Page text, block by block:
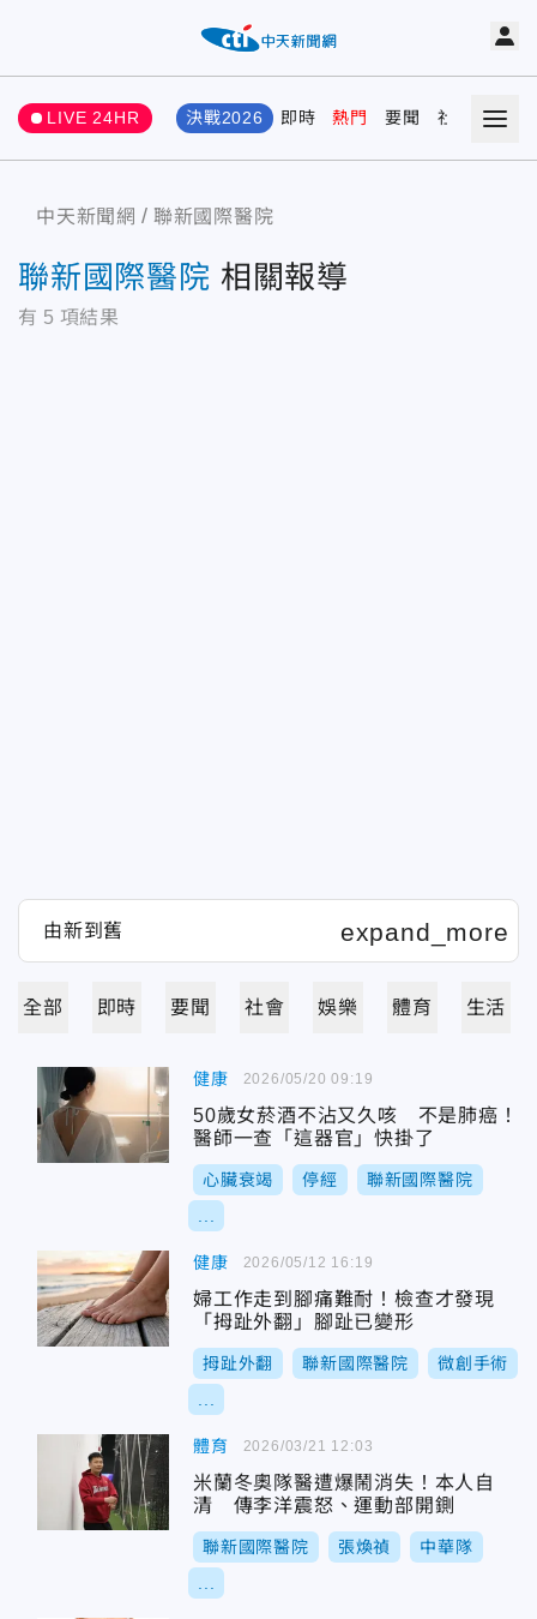
LIVE 24HR 決戰2026 即時 熱門 要聞 社會 娛樂
中天新聞網 聯新國際醫院
聯新國際醫院 相關報導
有 5 項結果
全部 即時 要聞 社會 娛樂 體育 生活
健康
50歲女菸酒不沾又久咳 不是肺癌！
醫師一查「這器官」快掛了
心臟衰竭 停經 聯新國際醫院
2026/05/20 09:19
健康
婦工作走到腳痛難耐！檢查才發現
「拇趾外翻」腳趾已變形
拇趾外翻 聯新國際醫院 微創手術
2026/05/12 16:19
體育
米蘭冬奧隊醫遭爆鬧消失！本人自
清 傳李洋震怒、運動部開鍘
聯新國際醫院 張煥禎 中華隊
2026/03/21 12:03